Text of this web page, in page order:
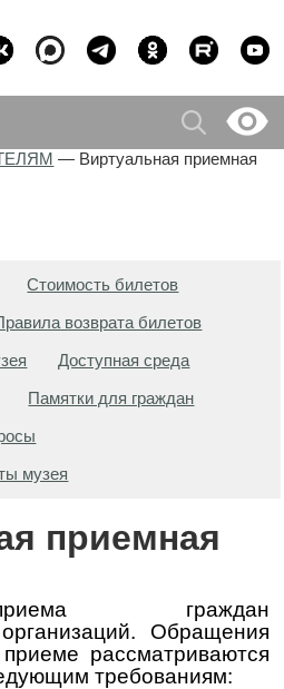
— Виртуальная приемная
Стоимость билетов
возврата билетов
Доступная среда
Памятки для граждан
музея
приемная
граждан
Обращения
рассматриваются
требованиям: